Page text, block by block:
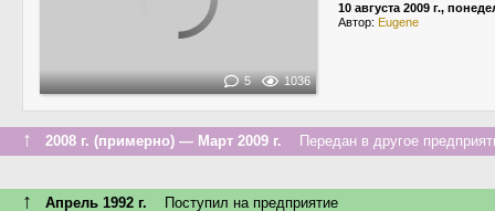
5 1036
10 августа 2009 г.,
Автор: Eugene
↑ 2008 г. (примерно) — Март 2009 г. Передан в другое
↑ Апрель 1992 г. Поступил на предприятие